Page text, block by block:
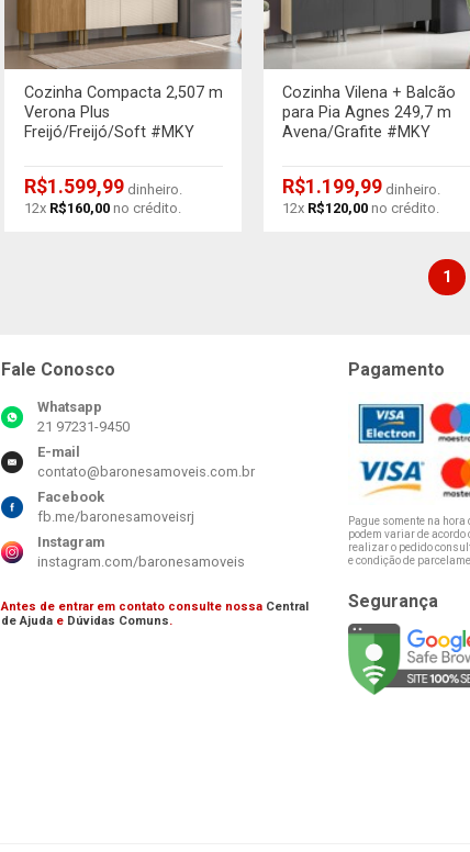
+
Cozinha Compacta 2,507 m
Verona Plus
Freijó/Freijó/Soft #MKY
R$1.599,99 dinheiro.
12x R$160,00no crédito.
+
Cozinha Vilena + Balcão
para Pia Agnes 249,7 m
Avena/Grafite #MKY
R$1.199,99 dinheiro.
12x R$120,00 no crédito.
1
Fale Conosco
Whatsapp
21 97231-9450
E-mail
contato@baronesamoveis.com.br
Facebook
fb.me/baronesamoveisrj
Instagram
instagram.com/baronesamoveis
Antes de entrar em contato consulte nossa Central
de Ajuda e Dúvidas Comuns.
Pagamento
Pague somente na
podem variar de acordo
realizar o pedido
e condição de
Segurança